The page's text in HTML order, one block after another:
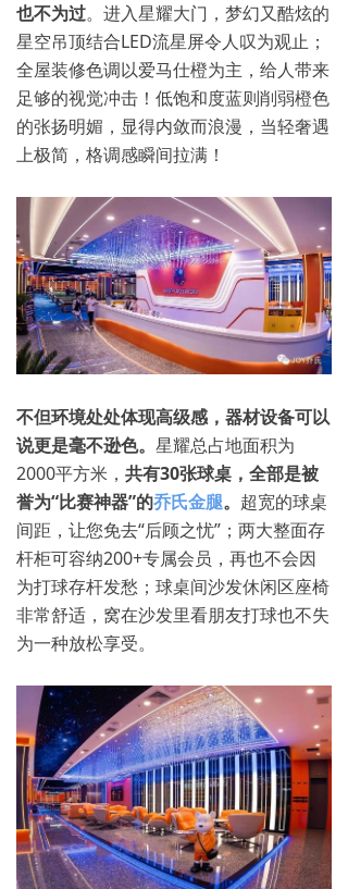
Q8球桌
Q7球桌
Q3+球桌
国内赛事
挂画下载
乔氏球房
原厂配件
产品资讯
ꁈ 网上商城
也不为过。进入星耀大门，梦幻又酷炫的
星空吊顶结合LED流星屏令人叹为观止；
全屋装修色调以爱马仕橙为主，给人带来
足够的视觉冲击！低饱和度蓝则削弱橙色
的张扬明媚，显得内敛而浪漫，当轻奢遇
上极简，格调感瞬间拉满！
不但环境处处体现高级感，器材设备可以
说更是毫不逊色。 星耀总占地面积为
2000平方米， 共有30张球桌，全部是被
誉为“比赛神器”的乔氏金腿。 超宽的球桌
间距，让您免去“后顾之忧”；两大整面存
杆柜可容纳200+专属会员，再也不会因
为打球存杆发愁；球桌间沙发休闲区座椅
非常舒适，窝在沙发里看朋友打球也不失
为一种放松享受。